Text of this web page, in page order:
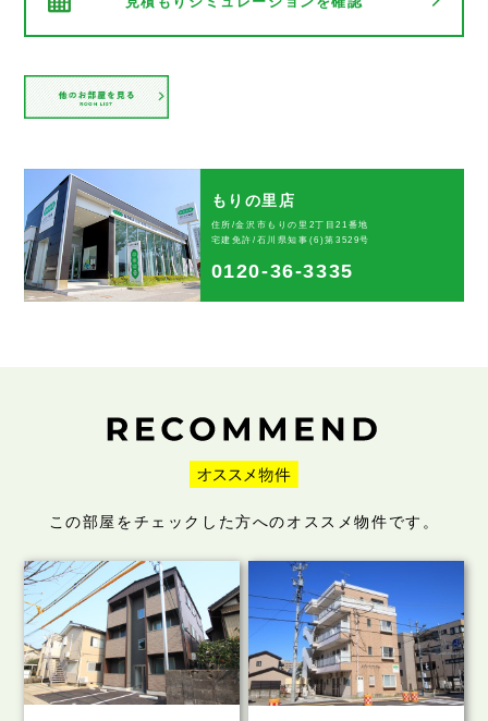
もりの里店
住所/金沢市もりの里2丁目21番地
宅建免許/石川県知事(6)第3529号
0120-36-3335
この部屋をチェックした方へのオススメ物件です。